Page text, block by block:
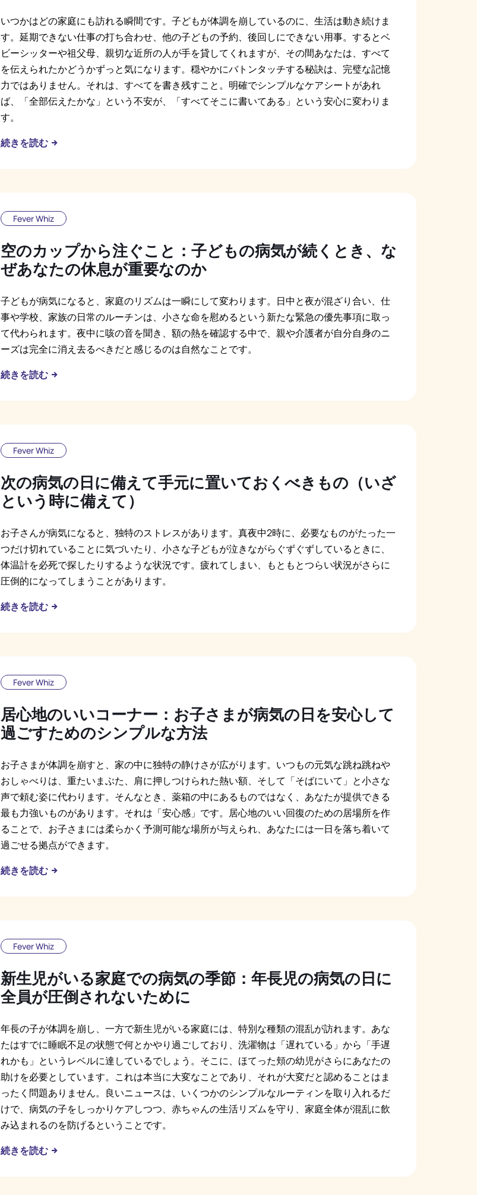
いつかはどの家庭にも訪れる瞬間です。子どもが体調を崩しているのに、生活は動き続けま
す。延期できない仕事の打ち合わせ、他の子どもの予約、後回しにできない用事。するとベ
ビーシッターや祖父母、親切な近所の人が手を貸してくれますが、その間あなたは、すべて
を伝えられたかどうかずっと気になります。穏やかにバトンタッチする秘訣は、完璧な記憶
力ではありません。それは、すべてを書き残すこと。明確でシンプルなケアシートがあれ
ば、「全部伝えたかな」という不安が、「すべてそこに書いてある」という安心に変わりま
す。
続きを読む
Fever Whiz
空のカップから注ぐこと：子どもの病気が続くとき、な
ぜあなたの休息が重要なのか
子どもが病気になると、家庭のリズムは一瞬にして変わります。日中と夜が混ざり合い、仕
事や学校、家族の日常のルーチンは、小さな命を慰めるという新たな緊急の優先事項に取っ
て代わられます。夜中に咳の音を聞き、額の熱を確認する中で、親や介護者が自分自身のニ
ーズは完全に消え去るべきだと感じるのは自然なことです。
続きを読む
Fever Whiz
次の病気の日に備えて手元に置いておくべきもの（いざ
という時に備えて）
お子さんが病気になると、独特のストレスがあります。真夜中2時に、必要なものがたった一
つだけ切れていることに気づいたり、小さな子どもが泣きながらぐずぐずしているときに、
体温計を必死で探したりするような状況です。疲れてしまい、もともとつらい状況がさらに
圧倒的になってしまうことがあります。
続きを読む
Fever Whiz
居心地のいいコーナー：お子さまが病気の日を安心して
過ごすためのシンプルな方法
お子さまが体調を崩すと、家の中に独特の静けさが広がります。いつもの元気な跳ね跳ねや
おしゃべりは、重たいまぶた、肩に押しつけられた熱い額、そして「そばにいて」と小さな
声で頼む姿に代わります。そんなとき、薬箱の中にあるものではなく、あなたが提供できる
最も力強いものがあります。それは「安心感」です。居心地のいい回復のための居場所を作
ることで、お子さまには柔らかく予測可能な場所が与えられ、あなたには一日を落ち着いて
過ごせる拠点ができます。
続きを読む
Fever Whiz
新生児がいる家庭での病気の季節：年長児の病気の日に
全員が圧倒されないために
年長の子が体調を崩し、一方で新生児がいる家庭には、特別な種類の混乱が訪れます。あな
たはすでに睡眠不足の状態で何とかやり過ごしており、洗濯物は「遅れている」から「手遅
れかも」というレベルに達しているでしょう。そこに、ほてった頬の幼児がさらにあなたの
助けを必要としています。これは本当に大変なことであり、それが大変だと認めることはま
ったく問題ありません。良いニュースは、いくつかのシンプルなルーティンを取り入れるだ
けで、病気の子をしっかりケアしつつ、赤ちゃんの生活リズムを守り、家庭全体が混乱に飲
み込まれるのを防げるということです。
続きを読む